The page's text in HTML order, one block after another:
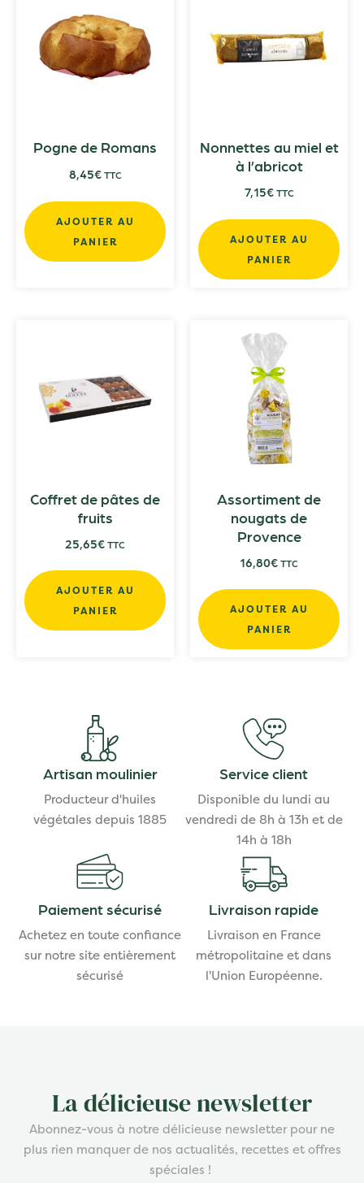
Pogne de Romans
8,45€ TTC
AJOUTER AU
PANIER
Nonnettes au miel et
à l’abricot
7,15€ TTC
AJOUTER AU
PANIER
Coffret de pâtes de
fruits
25,65€ TTC
AJOUTER AU
PANIER
Assortiment de
nougats de
Provence
16,80€ TTC
AJOUTER AU
PANIER
Artisan moulinier
Producteur d'huiles
végétales depuis 1885
Service client
Disponible du lundi au
vendredi de 8h à 13h et de
14h à 18h
Paiement sécurisé
Achetez en toute confiance
sur notre site entièrement
sécurisé
Livraison rapide
Livraison en France
métropolitaine et dans
l'Union Européenne.
La délicieuse newsletter
Abonnez-vous à notre délicieuse newsletter pour ne
plus rien manquer de nos actualités, recettes et offres
spéciales !